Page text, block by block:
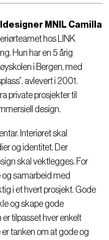
MNIL Camilla
hos LINK
Hun har en 5 årig
i Bergen, med
avlevert i 2001.
private prosjekter til
design.
Interiøret skal
og identitet. Der
skal vektlegges. For
og samarbeid med
i et hvert prosjekt. Gode
og skape gode
tilpasset hver enkelt
tanken om at gode og